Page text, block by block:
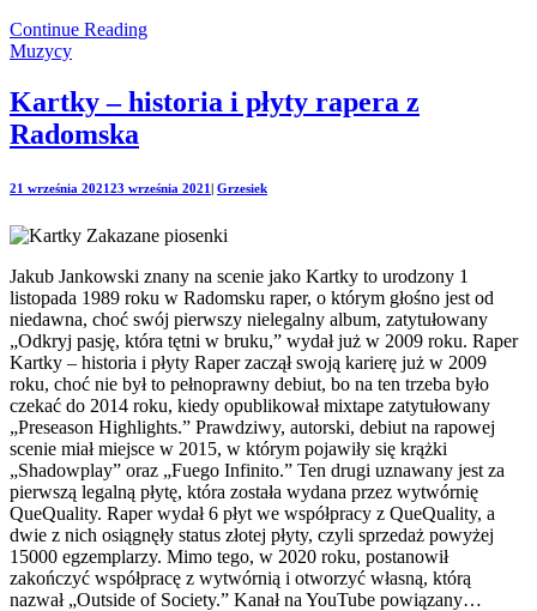
Continue Reading
Muzycy
Kartky – historia i płyty rapera z
Radomska
21 września 202123 września 2021| Grzesiek
Jakub Jankowski znany na scenie jako Kartky to urodzony 1
listopada 1989 roku w Radomsku raper, o którym głośno jest od
niedawna, choć swój pierwszy nielegalny album, zatytułowany
„Odkryj pasję, która tętni w bruku,” wydał już w 2009 roku. Raper
Kartky – historia i płyty Raper zaczął swoją karierę już w 2009
roku, choć nie był to pełnoprawny debiut, bo na ten trzeba było
czekać do 2014 roku, kiedy opublikował mixtape zatytułowany
„Preseason Highlights.” Prawdziwy, autorski, debiut na rapowej
scenie miał miejsce w 2015, w którym pojawiły się krążki
„Shadowplay” oraz „Fuego Infinito.” Ten drugi uznawany jest za
pierwszą legalną płytę, która została wydana przez wytwórnię
QueQuality. Raper wydał 6 płyt we współpracy z QueQuality, a
dwie z nich osiągnęły status złotej płyty, czyli sprzedaż powyżej
15000 egzemplarzy. Mimo tego, w 2020 roku, postanowił
zakończyć współpracę z wytwórnią i otworzyć własną, którą
nazwał „Outside of Society.” Kanał na YouTube powiązany…